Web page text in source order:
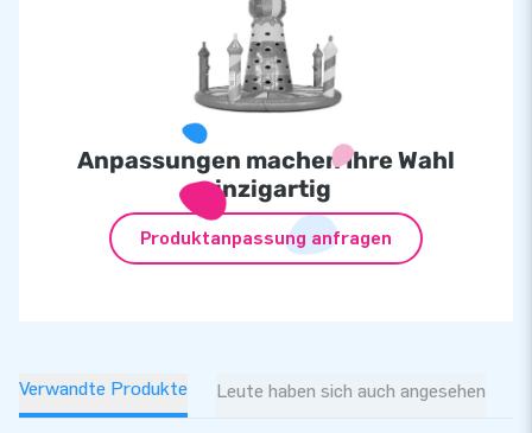
Anpassungen machen Ihre Wahl
einzigartig
Produktanpassung anfragen
Verwandte Produkte Leute haben sich auch angesehen